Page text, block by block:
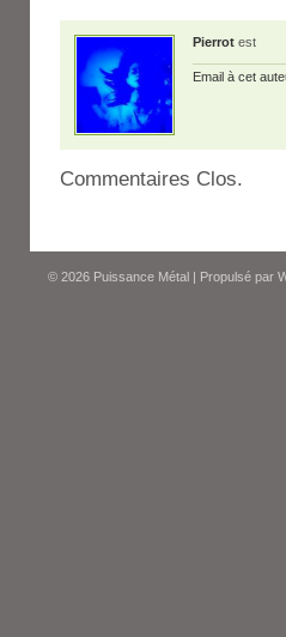
Pierrot est
Email à cet
Commentaires Clos.
© 2026 Puissance Métal | Propulsé par